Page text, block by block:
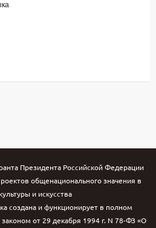
Президента Российской Федерации
общенационального значения в
и искусства
создана и функционирует в полном
от 29 декабря 1994 г. N 78-ФЗ «О